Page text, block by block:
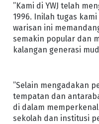
”Kami di YWJ telah
1996. Inilah tugas
warisan ini
semakin popular dan
kalangan generasi
”Selain mengadakan
tempatan dan
di dalam
sekolah dan institusi